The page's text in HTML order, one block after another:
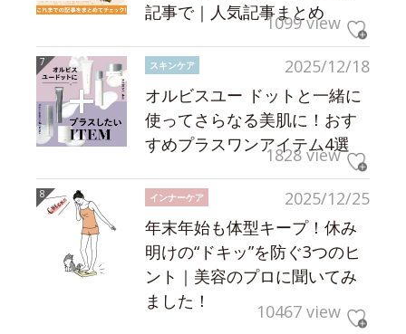
記事で｜人気記事まとめ
1099 view
2025/12/18
スキンケア
オルビスユー ドットと一緒に
使ってさらなる美肌に！おす
すめプラスワンアイテム4選
1828 view
2025/12/25
インナーケア
年末年始も体型キープ！休み
明けの“ドキッ”を防ぐ3つのヒ
ント｜美容のプロに聞いてみ
ました！
10467 view